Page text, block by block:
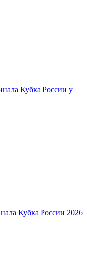
Кубка России у
Кубка России 2026